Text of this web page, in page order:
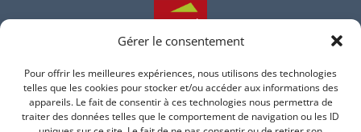
Gérer le consentement
Pour offrir les meilleures expériences, nous utilisons des technologies
telles que les cookies pour stocker et/ou accéder aux informations des
appareils. Le fait de consentir à ces technologies nous permettra de
traiter des données telles que le comportement de navigation ou les ID
L'intercommunalité